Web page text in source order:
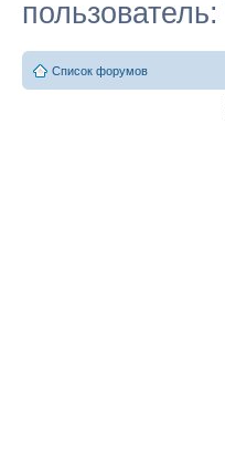
пользователь:
Список форумов